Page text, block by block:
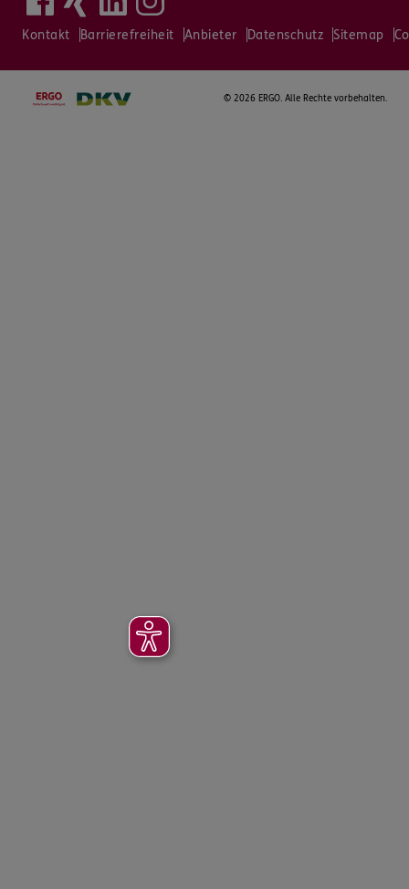
Kontakt Barrierefreiheit Anbieter Datenschutz Sitemap
© 2026 ERGO. Alle Rechte vorbehalten.